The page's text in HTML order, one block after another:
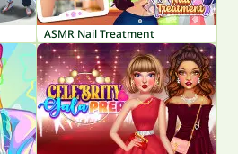
ASMR Nail Treatment